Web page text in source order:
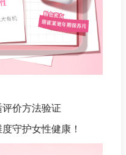
价方法验证
守护女性健康！